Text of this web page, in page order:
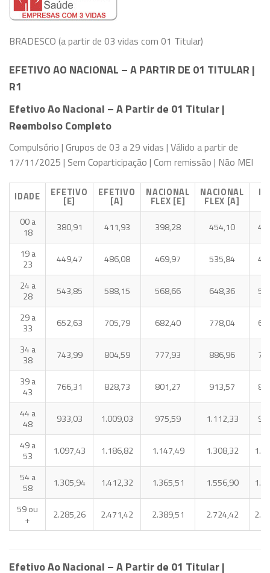
BRADESCO (a partir de 03 vidas com 01 Titular)
EFETIVO AO NACIONAL – A PARTIR DE 01 TITULAR |
R1
Efetivo Ao Nacional – A Partir de 01 Titular |
Reembolso Completo
Compulsório | Grupos de 03 a 29 vidas | Válido a partir de
17/11/2025 | Sem Coparticipação | Com remissão | Não MEI
IDADE EFETIVO
[E]
EFETIVO
[A]
NACIONAL
FLEX [E]
NACIONAL
FLEX [A]
00 a
18
380,91 411,93 398,28 454,10
19 a
23
449,47 486,08 469,97 535,84
24 a
28
543,85 588,15 568,66 648,36
29 a
33
652,63 705,79 682,40 778,04
34 a
38
743,99 804,59 777,93 886,96
39 a
43
766,31 828,73 801,27 913,57
44 a
48
933,03 1.009,03 975,59 1.112,33
49 a
53
1.097,43 1.186,82 1.147,49 1.308,32
54 a
58
1.305,94 1.412,32 1.365,51 1.556,90
59 ou
+
2.285,26 2.471,42 2.389,51 2.724,42
Efetivo Ao Nacional – A Partir de 01 Titular |